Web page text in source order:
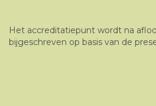
Het accreditatiepunt wordt na
bijgeschreven op basis van de